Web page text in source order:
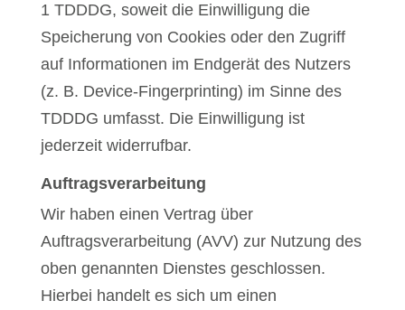
1 TDDDG, soweit die Einwilligung die
Speicherung von Cookies oder den Zugriff
auf Informationen im Endgerät des Nutzers
(z. B. Device-Fingerprinting) im Sinne des
TDDDG umfasst. Die Einwilligung ist
jederzeit widerrufbar.
Auftragsverarbeitung
Wir haben einen Vertrag über
Auftragsverarbeitung (AVV) zur Nutzung des
oben genannten Dienstes geschlossen.
Hierbei handelt es sich um einen